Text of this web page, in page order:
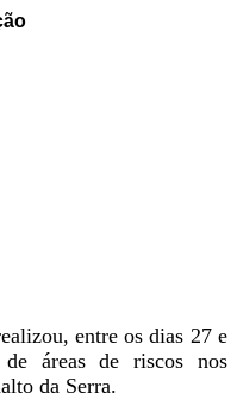
entre os dias 27 e
áreas de riscos nos
da Serra.